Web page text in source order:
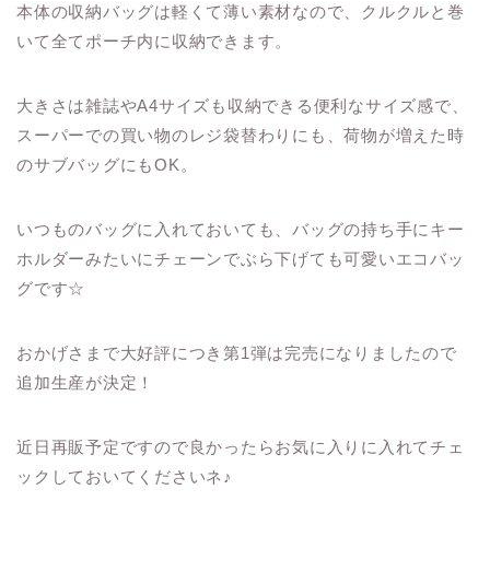
本体の収納バッグは軽くて薄い素材なので、クルクルと巻
いて全てポーチ内に収納できます。
大きさは雑誌やA4サイズも収納できる便利なサイズ感で、
スーパーでの買い物のレジ袋替わりにも、荷物が増えた時
のサブバッグにもOK。
いつものバッグに入れておいても、バッグの持ち手にキー
ホルダーみたいにチェーンでぶら下げても可愛いエコバッ
グです☆
おかげさまで大好評につき第1弾は完売になりましたので
追加生産が決定！
近日再販予定ですので良かったらお気に入りに入れてチェ
ックしておいてくださいネ♪